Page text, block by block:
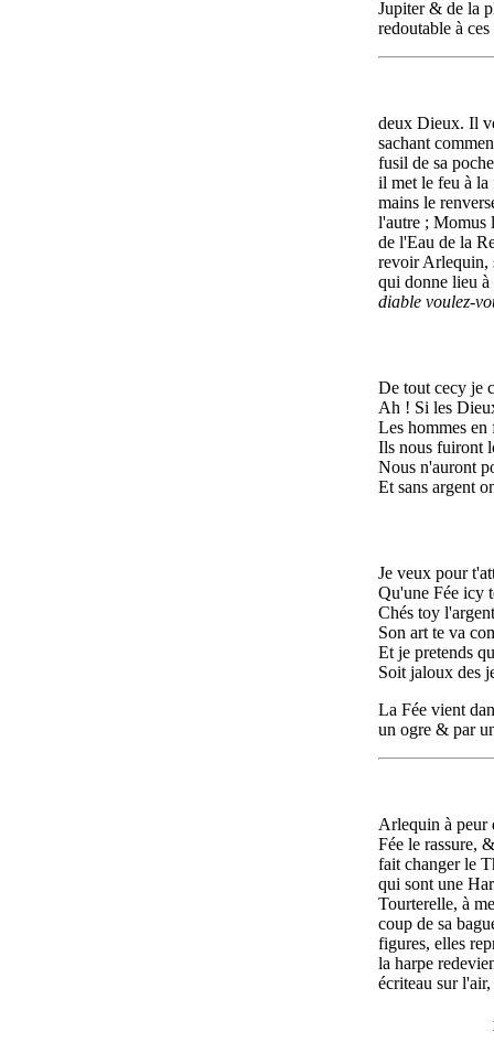
Jupiter & de la
redoutable à ces
deux Dieux. Il
sachant
fusil de sa
il met le feu à la
mains le
l'autre ; Momus
de l'Eau de la
revoir Arlequin,
qui donne lieu
diable voulez-
De tout cecy je
Ah ! Si les
Les hommes en
Ils nous fuiront
Nous n'auront
Et sans argent
Je veux pour
Qu'une Fée icy
Chés toy
Son art te va
Et je pretends
Soit jaloux des
La Fée vient
un ogre & par
Arlequin à peur
Fée le rassure,
fait changer le
qui sont une
Tourterelle, à
coup de sa
figures, elles
la harpe
écriteau sur l'air,